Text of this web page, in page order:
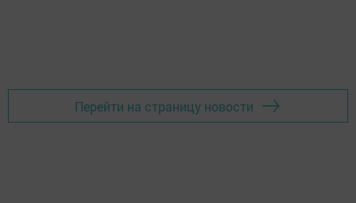
Перейти на страницу новости